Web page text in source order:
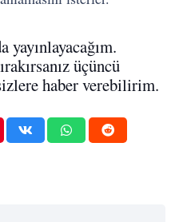
yayınlayacağım.
üçüncü
haber verebilirim.